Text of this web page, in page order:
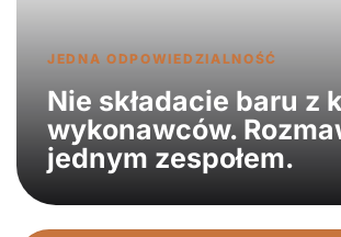
JEDNA ODPOWIEDZIALNOŚĆ
Nie składacie baru z
wykonawców.
jednym zespołem.